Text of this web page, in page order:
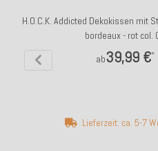
H.O.C.K. Addicted Dekokissen mit
bordeaux - rot col.
ab39,99 €*
Lieferzeit: ca. 5-7